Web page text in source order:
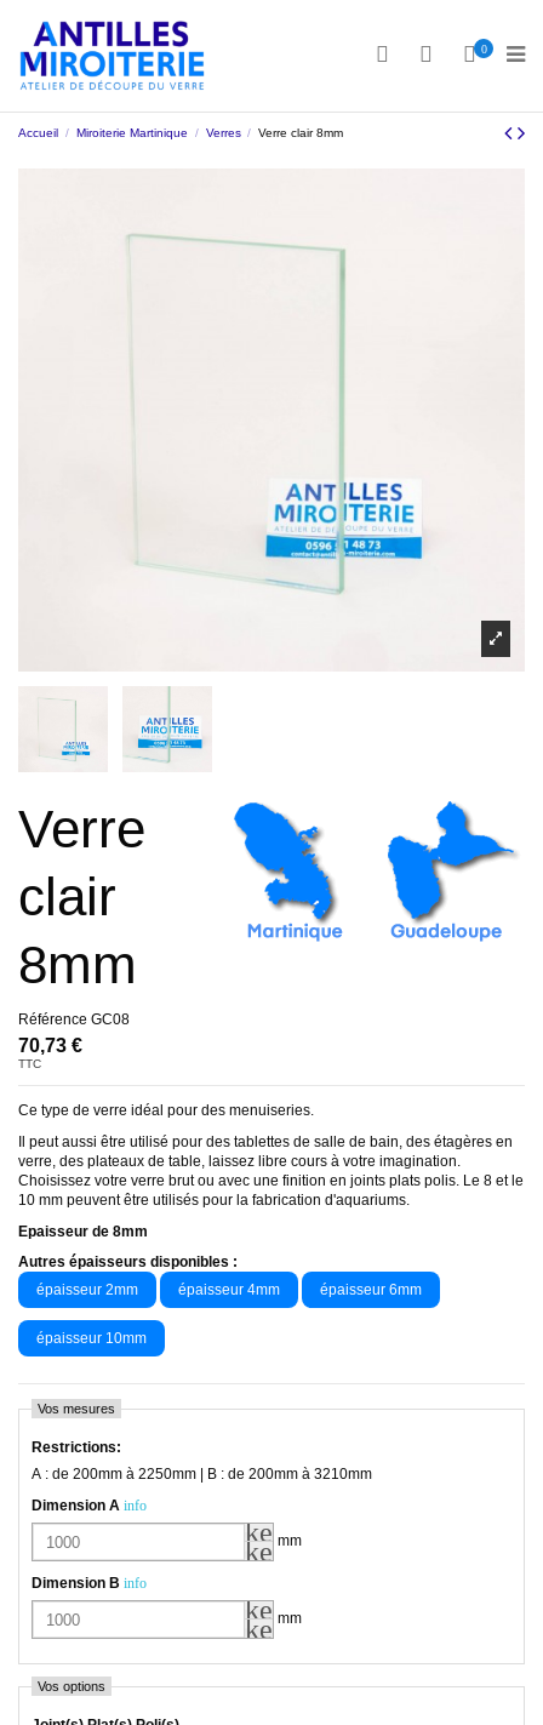
0
Accueil Miroiterie Martinique Verres Verre clair 8mm
Verre
clair
8mm
Référence GC08
70,73 €
TTC
Ce type de verre idéal pour des menuiseries.
Il peut aussi être utilisé pour des tablettes de salle de bain, des étagères en
verre, des plateaux de table, laissez libre cours à votre imagination.
Choisissez votre verre brut ou avec une finition en joints plats polis. Le 8 et le
10 mm peuvent être utilisés pour la fabrication d'aquariums.
Epaisseur de 8mm
Autres épaisseurs disponibles :
épaisseur 2mm
épaisseur 4mm épaisseur 6mm
épaisseur 10mm
Vos mesures
Restrictions:
A : de 200mm à 2250mm | B : de 200mm à 3210mm
Dimension A info
keyboard_arrow_up
keyboard_arrow_down
mm
Dimension B info
keyboard_arrow_up
keyboard_arrow_down
mm
Vos options